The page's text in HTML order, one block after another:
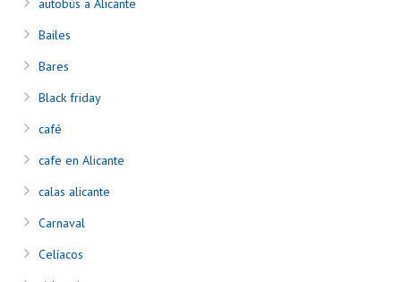
autobús a Alicante
Bailes
Bares
Black friday
café
cafe en Alicante
calas alicante
Carnaval
Celíacos